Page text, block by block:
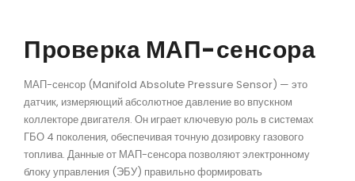
Проверка МАП-сенсора
МАП-сенсор (Manifold Absolute Pressure Sensor) — это
датчик, измеряющий абсолютное давление во впускном
коллекторе двигателя. Он играет ключевую роль в системах
ГБО 4 поколения, обеспечивая точную дозировку газового
топлива. Данные от МАП-сенсора позволяют электронному
блоку управления (ЭБУ) правильно формировать